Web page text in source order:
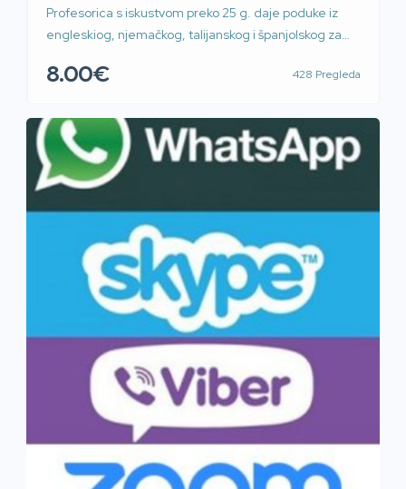
Profesorica s iskustvom preko 25 g. daje poduke iz
engleskiog, njemačkog, talijanskog i španjolskog za
WhatsApp, Skype, Zoom i Teams, Prilaz G. Deželića.
8.00€ 428 Pregleda